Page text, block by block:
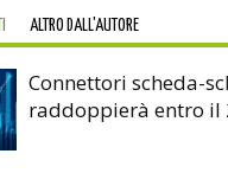
ALTRO DALL'AUTORE
Connettori scheda-
raddoppierà entro il